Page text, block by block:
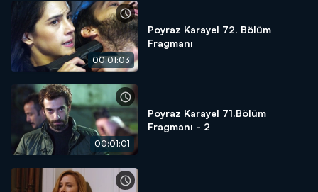
00:01:03
Poyraz Karayel 72. Bölüm
Fragmanı
00:01:01
Poyraz Karayel 71.Bölüm
Fragmanı - 2